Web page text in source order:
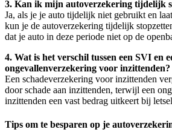
3. Kan ik mijn autoverzekering tijdelijk
Ja, als je je auto tijdelijk niet gebruikt en
kun je de autoverzekering tijdelijk
dat je auto in deze periode niet op de
4. Wat is het verschil tussen een SVI en
ongevallenverzekering voor inzittenden?
Een schadeverzekering voor inzittenden
door schade aan inzittenden, terwijl een
inzittenden een vast bedrag uitkeert bij
Tips om te besparen op je